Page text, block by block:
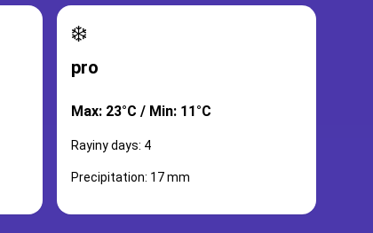
❄️
pro
Max: 23°C / Min: 11°C
Rayiny days: 4
Precipitation: 17 mm